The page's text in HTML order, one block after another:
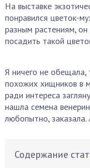
На выставке
понравился цветок-
разным растениям,
посадить такой
Я ничего не обещала,
похожих хищников в
ради интереса
нашла семена
любопытно,
Содержание